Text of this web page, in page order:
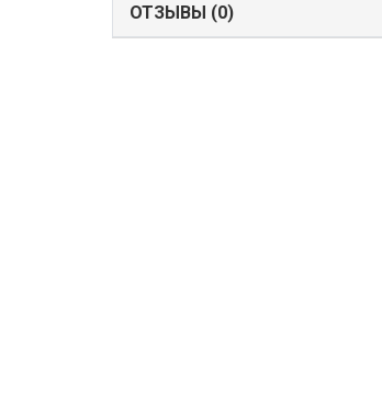
ОТЗЫВЫ (0)